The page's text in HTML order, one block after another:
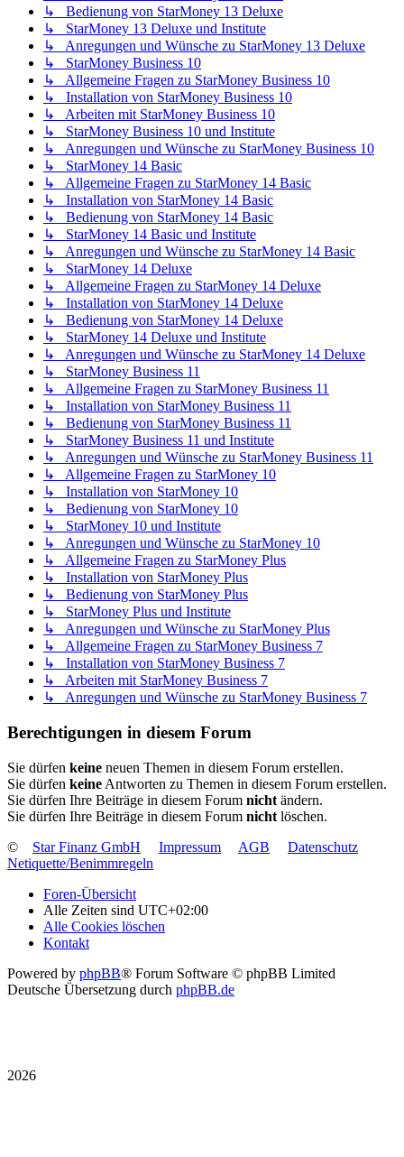
↳ Bedienung von StarMoney 13 Deluxe
↳ StarMoney 13 Deluxe und Institute
↳ Anregungen und Wünsche zu StarMoney 13 Deluxe
↳ StarMoney Business 10
↳ Allgemeine Fragen zu StarMoney Business 10
↳ Installation von StarMoney Business 10
↳ Arbeiten mit StarMoney Business 10
↳ StarMoney Business 10 und Institute
↳ Anregungen und Wünsche zu StarMoney Business 10
↳ StarMoney 14 Basic
↳ Allgemeine Fragen zu StarMoney 14 Basic
↳ Installation von StarMoney 14 Basic
↳ Bedienung von StarMoney 14 Basic
↳ StarMoney 14 Basic und Institute
↳ Anregungen und Wünsche zu StarMoney 14 Basic
↳ StarMoney 14 Deluxe
↳ Allgemeine Fragen zu StarMoney 14 Deluxe
↳ Installation von StarMoney 14 Deluxe
↳ Bedienung von StarMoney 14 Deluxe
↳ StarMoney 14 Deluxe und Institute
↳ Anregungen und Wünsche zu StarMoney 14 Deluxe
↳ StarMoney Business 11
↳ Allgemeine Fragen zu StarMoney Business 11
↳ Installation von StarMoney Business 11
↳ Bedienung von StarMoney Business 11
↳ StarMoney Business 11 und Institute
↳ Anregungen und Wünsche zu StarMoney Business 11
↳ Allgemeine Fragen zu StarMoney 10
↳ Installation von StarMoney 10
↳ Bedienung von StarMoney 10
↳ StarMoney 10 und Institute
↳ Anregungen und Wünsche zu StarMoney 10
↳ Allgemeine Fragen zu StarMoney Plus
↳ Installation von StarMoney Plus
↳ Bedienung von StarMoney Plus
↳ StarMoney Plus und Institute
↳ Anregungen und Wünsche zu StarMoney Plus
↳ Allgemeine Fragen zu StarMoney Business 7
↳ Installation von StarMoney Business 7
↳ Arbeiten mit StarMoney Business 7
↳ Anregungen und Wünsche zu StarMoney Business 7
Berechtigungen in diesem Forum
Sie dürfen keine neuen Themen in diesem Forum erstellen.
Sie dürfen keine Antworten zu Themen in diesem Forum erstellen.
Sie dürfen Ihre Beiträge in diesem Forum nicht ändern.
Sie dürfen Ihre Beiträge in diesem Forum nicht löschen.
©
Star Finanz GmbH Impressum AGB
Datenschutz
Netiquette/Benimmregeln
Foren-Übersicht
Alle Zeiten sind UTC+02:00
Alle Cookies löschen
Kontakt
Powered by phpBB® Forum Software © phpBB Limited
Deutsche Übersetzung durch phpBB.de
2026